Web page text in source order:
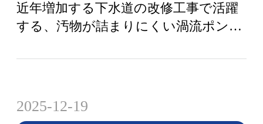
近年増加する下水道の改修工事で活躍
する、汚物が詰まりにくい渦流ポンプ
た。 最大…
2025-12-19